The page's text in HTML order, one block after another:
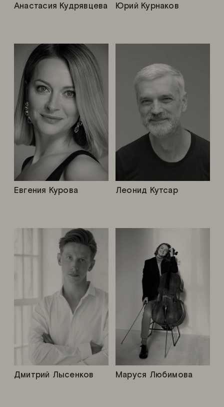
Дмитрий Лысенков Маруся Любимова
Юрий Курнаков
Евгения Курова Леонид Кутсар
Анастасия Кудрявцева